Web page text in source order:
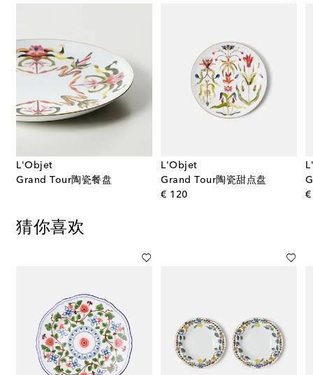
L'Objet
Grand Tour陶瓷餐盘
L'Objet
Grand Tour陶瓷甜点盘
€ 120original price
€
猜你喜欢